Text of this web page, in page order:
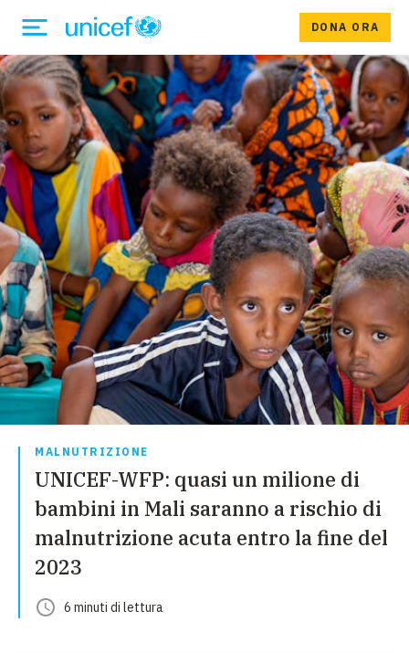
DONA ORA
MALNUTRIZIONE
UNICEF-WFP: quasi un milione di
bambini in Mali saranno a rischio di
malnutrizione acuta entro la fine del
2023
6 minuti di lettura